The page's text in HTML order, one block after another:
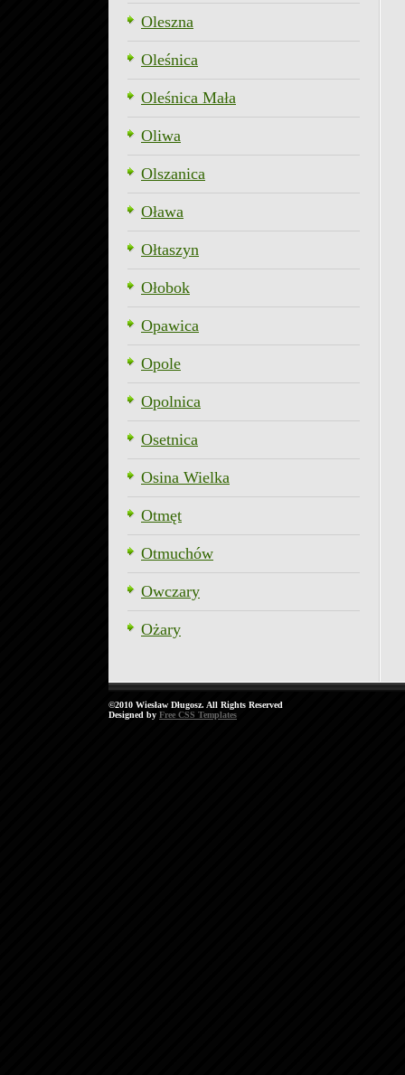
Oleszna
Oleśnica
Oleśnica Mała
Oliwa
Olszanica
Oława
Ołtaszyn
Ołobok
Opawica
Opole
Opolnica
Osetnica
Osina Wielka
Otmęt
Otmuchów
Owczary
Ożary
©2010 Wiesław Długosz. All Rights Reserved
Designed by Free CSS Templates